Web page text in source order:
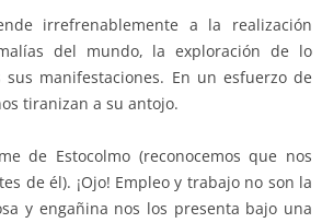
irrefrenablemente a la realización
del mundo, la exploración de lo
manifestaciones. En un esfuerzo de
tiranizan a su antojo.
de Estocolmo (reconocemos que nos
de él). ¡Ojo! Empleo y trabajo no son la
y engañina nos los presenta bajo una